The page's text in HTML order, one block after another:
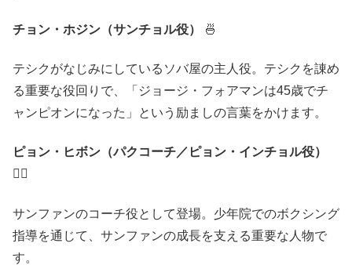
チョン・ホジン（サンチョル役） 🍜
テシクがなじみにしているソバ屋の主人役。テシクを諌め
る重要な役回りで、「ジョージ・フォアマンは45歳でチ
ャンピオンになった」という励ましの言葉をかけます。
ピョン・ヒボン（パクコーチ／ピョン・インチョル役）
🏋️‍♂️
サンファンのコーチ役として登場。少年院でのボクシング
指導を通じて、サンファンの成長を支える重要な人物で
す。